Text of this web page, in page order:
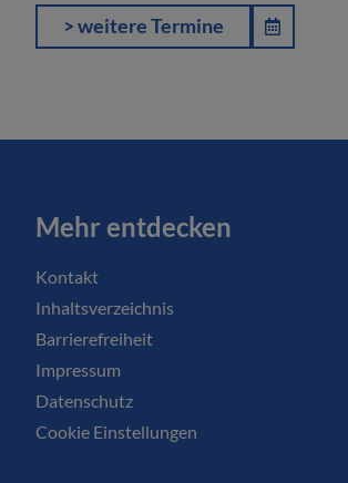
> weitere Termine
Mehr entdecken
Kontakt
Inhaltsverzeichnis
Barrierefreiheit
Impressum
Datenschutz
Cookie Einstellungen